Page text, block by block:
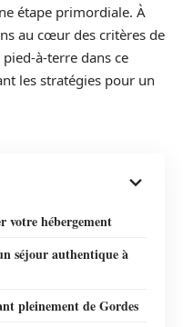
étape primordiale. À
au cœur des critères de
à-terre dans ce
les stratégies pour un
votre hébergement
séjour authentique à
pleinement de Gordes